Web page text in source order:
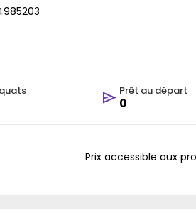
Prêt au départ
0
Prix accessible aux